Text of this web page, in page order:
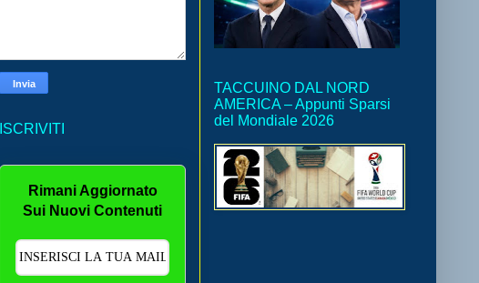
ISCRIVITI
Rimani Aggiornato
Sui Nuovi Contenuti
TACCUINO DAL NORD
AMERICA – Appunti Sparsi
del Mondiale 2026